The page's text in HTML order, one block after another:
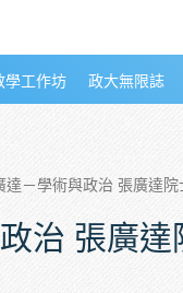
學工作坊 政大無限誌
－學術與政治 張廣達
治 張廣